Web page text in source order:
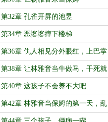
第32章 孔雀开屏的池昱
第34章 恶婆婆摔下楼梯
第36章 仇人相见分外眼红，上巴掌
第38章 让林雅音当牛做马，干死就
往死里干
第40章 这孩子不会养不大吧
第42章 林雅音当保姆的第一天，乱
七八糟